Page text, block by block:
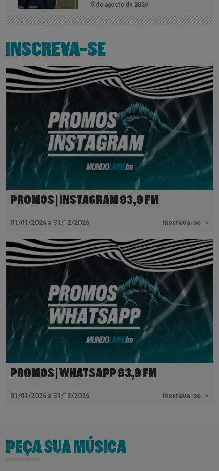
5 de agosto de 2026
INSCREVA-SE
PROMOS | INSTAGRAM 93,9 FM
01/01/2026 a 31/12/2026 Inscreva-se >
PROMOS | WHATSAPP 93,9 FM
01/01/2026 a 31/12/2026 Inscreva-se >
PEÇA SUA MÚSICA